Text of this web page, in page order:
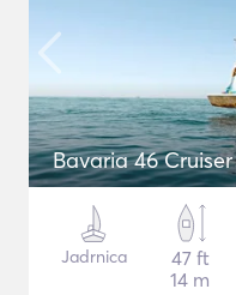
Bavaria 46 Cruiser
Jadrnica
47 ft
14 m